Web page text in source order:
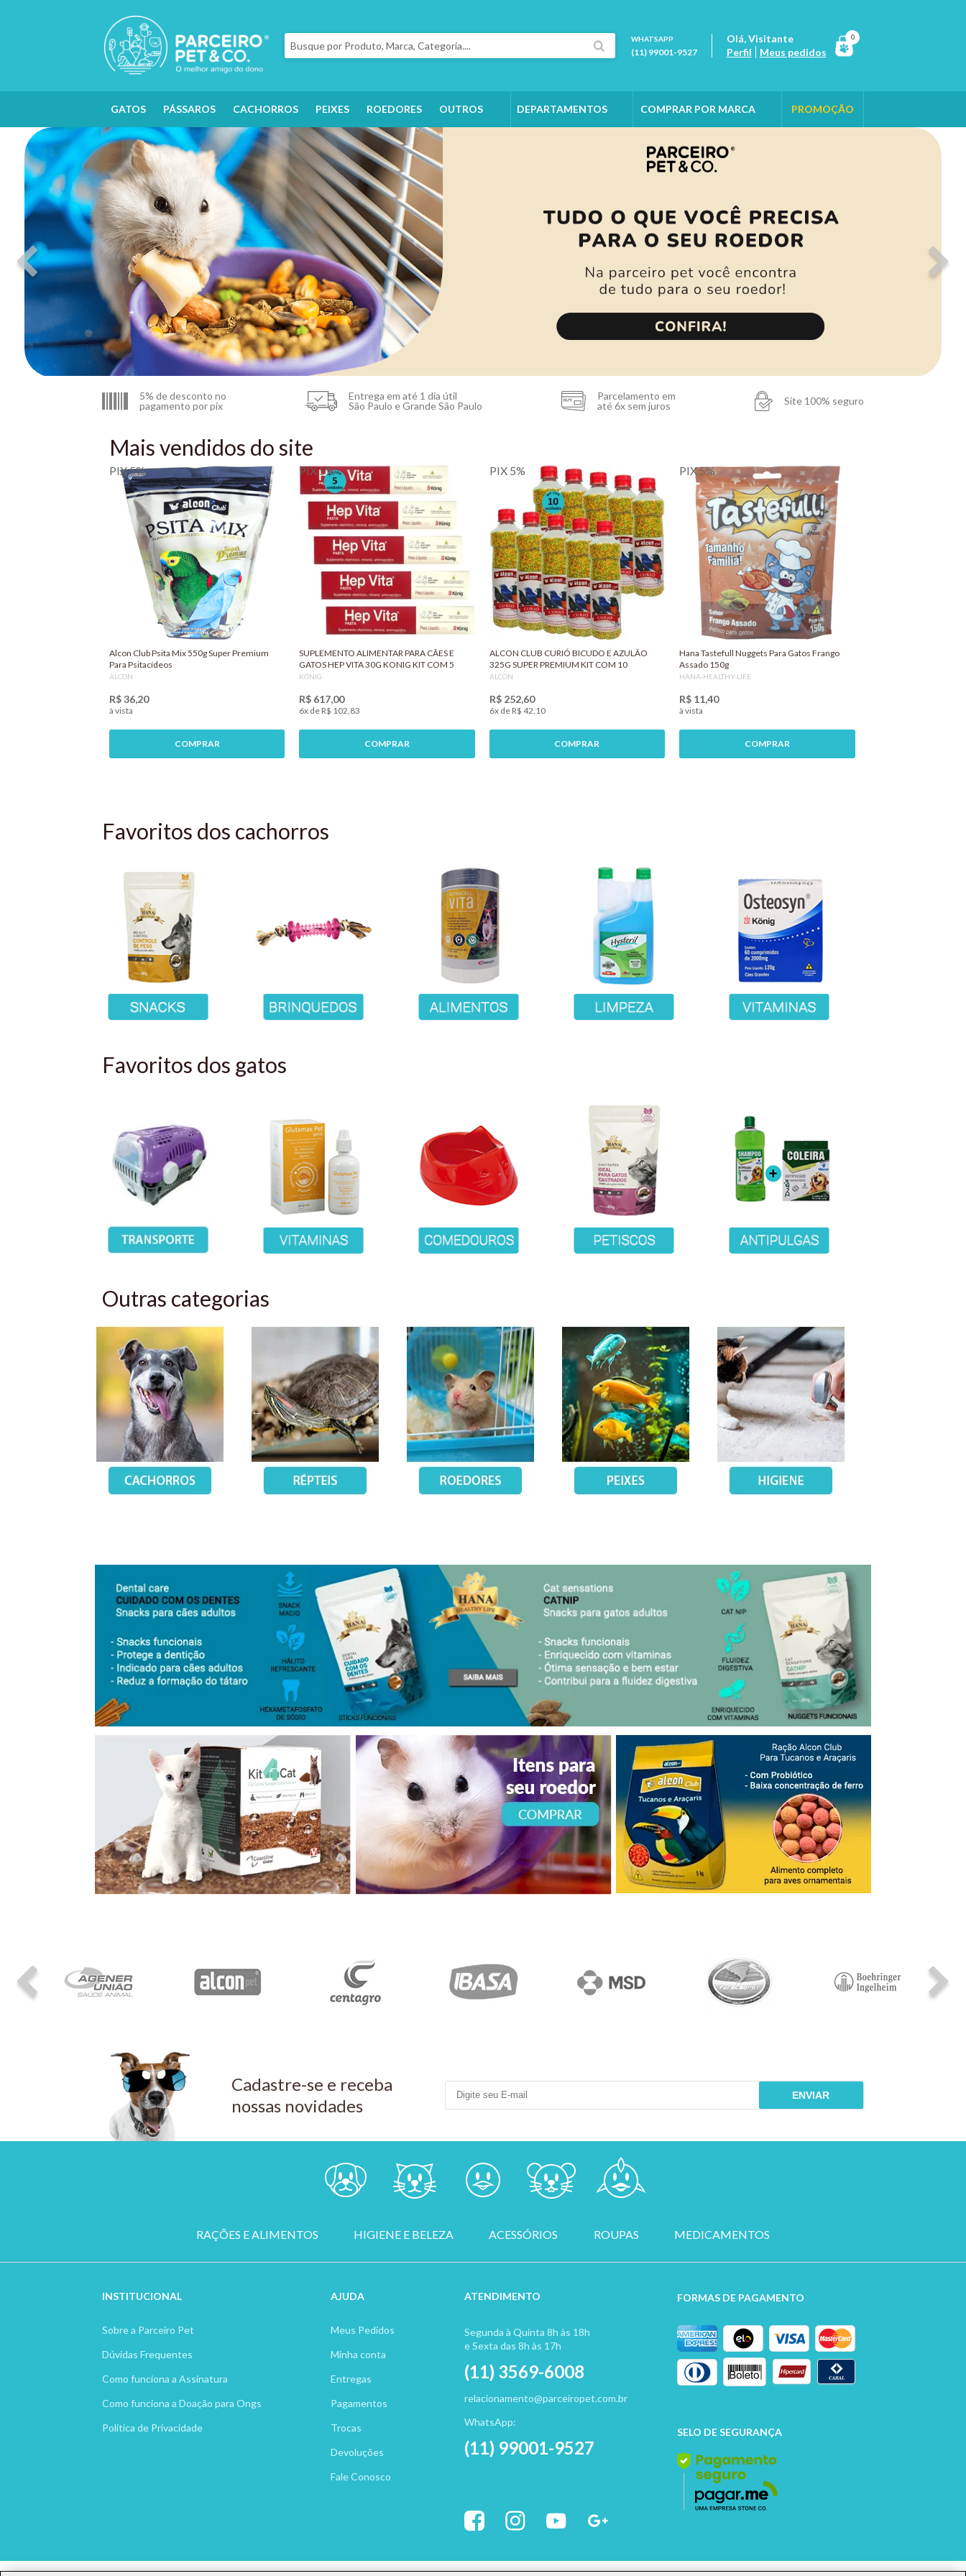
WHATSAPP
(11) 99001-9527
Olá,Visitante
Perfil
Meus pedidos
0
GATOS PÁSSAROS CACHORROS PEIXES ROEDORES OUTROS DEPARTAMENTOS COMPRAR POR MARCA PROMOÇÃO
5% de desconto no
pagamento por pix
Entrega em até 1 dia útil
São Paulo e Grande São Paulo
Parcelamento em
até 6x sem juros
Site 100% seguro
Mais vendidos do site
PIX 5%
Alcon Club Psita Mix 550g Super Premium
Para Psitacídeos
ALCON
R$ 36,20
à vista
COMPRAR
PIX 5%
SUPLEMENTO ALIMENTAR PARA CÃES E
GATOS HEP VITA 30G KONIG KIT COM 5
KONIG
R$ 617,00
6x de R$ 102,83
COMPRAR
PIX 5%
ALCON CLUB CURIÓ BICUDO E AZULÃO
325G SUPER PREMIUM KIT COM 10
ALCON
R$ 252,60
6x de R$ 42,10
COMPRAR
PIX 5%
Hana Tastefull Nuggets Para Gatos Frango
Assado 150g
HANA-HEALTHY-LIFE
R$ 11,40
à vista
COMPRAR
Favoritos dos cachorros
Favoritos dos gatos
Outras categorias
Cadastre-se e receba
nossas novidades
ENVIAR
RAÇÕES E ALIMENTOS HIGIENE E BELEZA ACESSÓRIOS ROUPAS MEDICAMENTOS
INSTITUCIONAL
Sobre a Parceiro Pet
Dúvidas Frequentes
Como funciona a Assinatura
Como funciona a Doação para Ongs
Política de Privacidade
AJUDA
Meus Pedidos
Minha conta
Entregas
Pagamentos
Trocas
Devoluções
Fale Conosco
ATENDIMENTO
Segunda à Quinta 8h às 18h
e Sexta das 8h às 17h
(11) 3569-6008
relacionamento@parceiropet.com.br
WhatsApp:
(11) 99001-9527
FORMAS DE PAGAMENTO
SELO DE SEGURANÇA